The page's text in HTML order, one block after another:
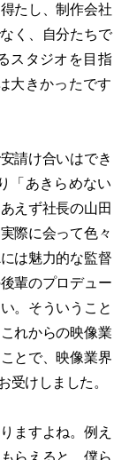
たし、制作会社
く、自分たちで
スタジオを目指
大きかったです
請け合いはでき
「あきらめない
えず社長の山田
際に会って色々
は魅力的な監督
輩のプロデュー
。そういうこと
れからの映像業
とで、映像業界
受けしました。
ますよね。例え